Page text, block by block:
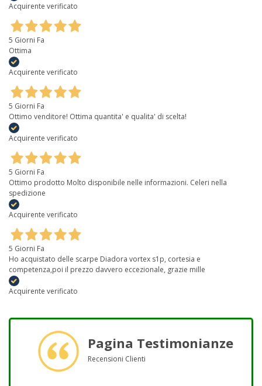
Acquirente verificato
5 Giorni Fa
Ottima
Acquirente verificato
5 Giorni Fa
Ottimo venditore! Ottima quantita' e qualita' di scelta!
Acquirente verificato
5 Giorni Fa
Ottimo prodotto Molto disponibile nelle informazioni. Celeri nella
spedizione
Acquirente verificato
5 Giorni Fa
Ho acquistato delle scarpe Diadora vortex s1p, cortesia e
competenza,poi il prezzo davvero eccezionale, grazie mille
Acquirente verificato
Pagina Testimonianze
Recensioni Clienti